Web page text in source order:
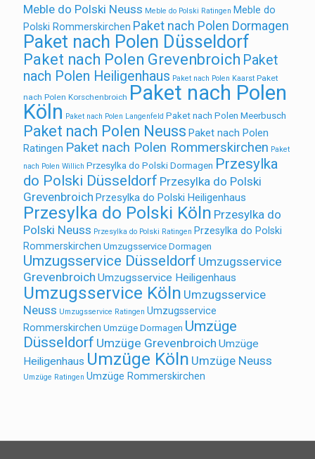
Meble do Polski Neuss Meble do Polski Ratingen Meble do
Polski Rommerskirchen Paket nach Polen Dormagen
Paket nach Polen Düsseldorf
Paket nach Polen Grevenbroich Paket
nach Polen Heiligenhaus Paket nach Polen Kaarst Paket
nach Polen Korschenbroich Paket nach Polen
Köln Paket nach Polen Langenfeld Paket nach Polen Meerbusch
Paket nach Polen Neuss Paket nach Polen
Ratingen Paket nach Polen Rommerskirchen Paket
nach Polen Willich Przesylka do Polski Dormagen Przesylka
do Polski Düsseldorf Przesylka do Polski
Grevenbroich Przesylka do Polski Heiligenhaus
Przesylka do Polski Köln Przesylka do
Polski Neuss Przesylka do Polski Ratingen Przesylka do Polski
Rommerskirchen Umzugsservice Dormagen
Umzugsservice Düsseldorf Umzugsservice
Grevenbroich Umzugsservice Heiligenhaus
Umzugsservice Köln Umzugsservice
Neuss Umzugsservice Ratingen Umzugsservice
Rommerskirchen Umzüge Dormagen Umzüge
Düsseldorf Umzüge Grevenbroich Umzüge
Heiligenhaus Umzüge Köln Umzüge Neuss
Umzüge Ratingen Umzüge Rommerskirchen